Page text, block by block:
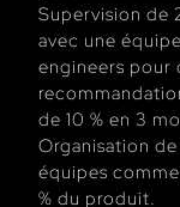
Supervision de
avec une
engineers pour
de 10 % en 3
Organisation
équipes
% du produit.